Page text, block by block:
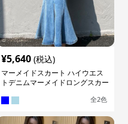
¥5,640 (税込)
マーメイドスカート ハイウエス
トデニムマーメイドロングスカー
全2色